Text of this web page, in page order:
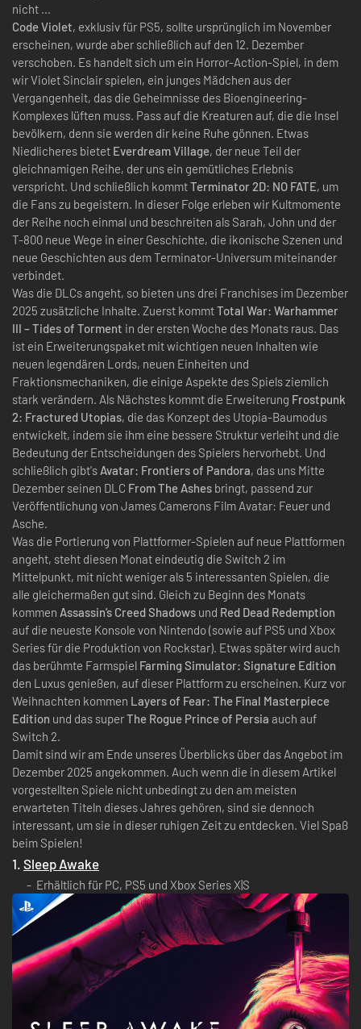
nicht ...
Code Violet, exklusiv für PS5, sollte ursprünglich im November
erscheinen, wurde aber schließlich auf den 12. Dezember
verschoben. Es handelt sich um ein Horror-Action-Spiel, in dem
wir Violet Sinclair spielen, ein junges Mädchen aus der
Vergangenheit, das die Geheimnisse des Bioengineering-
Komplexes lüften muss. Pass auf die Kreaturen auf, die die Insel
bevölkern, denn sie werden dir keine Ruhe gönnen. Etwas
Niedlicheres bietet Everdream Village, der neue Teil der
gleichnamigen Reihe, der uns ein gemütliches Erlebnis
verspricht. Und schließlich kommtTerminator 2D: NO FATE, um
die Fans zu begeistern. In dieser Folge erleben wir Kultmomente
der Reihe noch einmal und beschreiten als Sarah, John und der
T-800 neue Wege in einer Geschichte, die ikonische Szenen und
neue Geschichten aus dem Terminator-Universum miteinander
verbindet.
Was die DLCs angeht, so bieten uns drei Franchises im Dezember
2025 zusätzliche Inhalte. Zuerst kommtTotal War: Warhammer
III – Tides of Torment in der ersten Woche des Monats raus. Das
ist ein Erweiterungspaket mit wichtigen neuen Inhalten wie
neuen legendären Lords, neuen Einheiten und
Fraktionsmechaniken, die einige Aspekte des Spiels ziemlich
stark verändern. Als Nächstes kommt die Erweiterung Frostpunk
2: Fractured Utopias, die das Konzept des Utopia-Baumodus
entwickelt, indem sie ihm eine bessere Struktur verleiht und die
Bedeutung der Entscheidungen des Spielers hervorhebt. Und
schließlich gibt's Avatar: Frontiers of Pandora, das uns Mitte
Dezember seinen DLC From The Ashes bringt, passend zur
Veröffentlichung von James Camerons Film Avatar: Feuer und
Asche.
Was die Portierung von Plattformer-Spielen auf neue Plattformen
angeht, steht diesen Monat eindeutig die Switch 2 im
Mittelpunkt, mit nicht weniger als 5 interessanten Spielen, die
alle gleichermaßen gut sind. Gleich zu Beginn des Monats
kommen Assassin’s Creed Shadows und Red Dead Redemption
auf die neueste Konsole von Nintendo (sowie auf PS5 und Xbox
Series für die Produktion von Rockstar). Etwas später wird auch
das berühmte Farmspiel Farming Simulator: Signature Edition
den Luxus genießen, auf dieser Plattform zu erscheinen. Kurz vor
Weihnachten kommen Layers of Fear: The Final Masterpiece
Edition und das superThe Rogue Prince of Persia auch auf
Switch 2.
Damit sind wir am Ende unseres Überblicks über das Angebot im
Dezember 2025 angekommen. Auch wenn die in diesem Artikel
vorgestellten Spiele nicht unbedingt zu den am meisten
erwarteten Titeln dieses Jahres gehören, sind sie dennoch
interessant, um sie in dieser ruhigen Zeit zu entdecken. Viel Spaß
beim Spielen!
1. Sleep Awake
Erhältlich für PC, PS5 und Xbox Series X|S